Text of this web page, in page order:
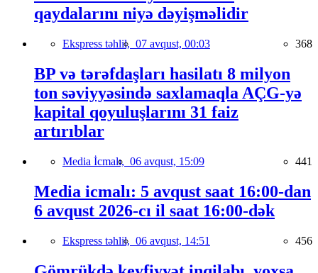
qaydalarını niyə dəyişməlidir
Ekspress təhlil, 07 avqust, 00:03 368
BP və tərəfdaşları hasilatı 8 milyon
ton səviyyəsində saxlamaqla AÇG-yə
kapital qoyuluşlarını 31 faiz
artırıblar
Media İcmalı, 06 avqust, 15:09 441
Media icmalı: 5 avqust saat 16:00-dan
6 avqust 2026-cı il saat 16:00-dək
Ekspress təhlil, 06 avqust, 14:51 456